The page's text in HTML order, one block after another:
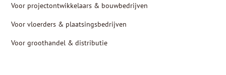
Voor projectontwikkelaars & bouwbedrijven
Voor vloerders & plaatsingsbedrijven
Voor groothandel & distributie